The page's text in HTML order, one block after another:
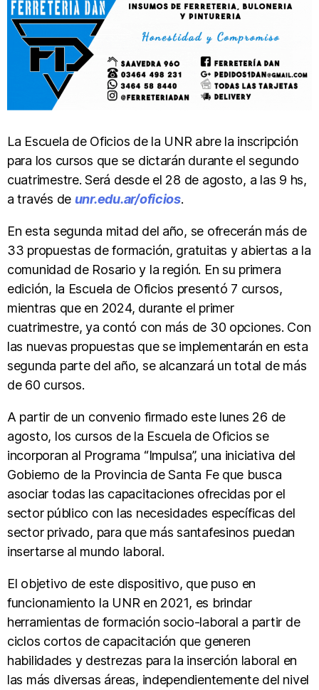
La Escuela de Oficios de la UNR abre la inscripción
para los cursos que se dictarán durante el segundo
cuatrimestre. Será desde el 28 de agosto, a las 9 hs,
a través de unr.edu.ar/oficios.
En esta segunda mitad del año, se ofrecerán más de
33 propuestas de formación, gratuitas y abiertas a la
comunidad de Rosario y la región. En su primera
edición, la Escuela de Oficios presentó 7 cursos,
mientras que en 2024, durante el primer
cuatrimestre, ya contó con más de 30 opciones. Con
las nuevas propuestas que se implementarán en esta
segunda parte del año, se alcanzará un total de más
de 60 cursos.
A partir de un convenio firmado este lunes 26 de
agosto, los cursos de la Escuela de Oficios se
incorporan al Programa “Impulsa”, una iniciativa del
Gobierno de la Provincia de Santa Fe que busca
asociar todas las capacitaciones ofrecidas por el
sector público con las necesidades específicas del
sector privado, para que más santafesinos puedan
insertarse al mundo laboral.
El objetivo de este dispositivo, que puso en
funcionamiento la UNR en 2021, es brindar
herramientas de formación socio-laboral a partir de
ciclos cortos de capacitación que generen
habilidades y destrezas para la inserción laboral en
las más diversas áreas, independientemente del nivel